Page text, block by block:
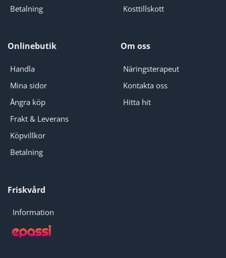
Betalning
Kosttillskott
Onlinebutik
Handla
Mina sidor
Ångra köp
Frakt & Leverans
Köpvillkor
Betalning
Om oss
Näringsterapeut
Kontakta oss
Hitta hit
Friskvård
Information